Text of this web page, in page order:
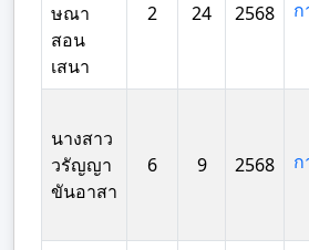
ษณา
สอน
เสนา
2 24 2568
นางสาว
วรัญญา
ขันอาสา
6 9 2568